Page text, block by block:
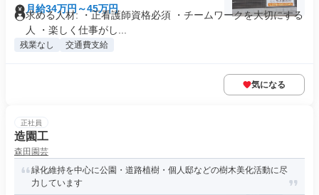
月給34万円～45万円
求める人材: ・正看護師資格必須 ・チームワークを大切にする
人 ・楽しく仕事がし...
残業なし 交通費支給
気になる
正社員
造園工
森田園芸
緑化維持を中心に公園・道路植樹・個人邸などの樹木美化活動に尽
力しています